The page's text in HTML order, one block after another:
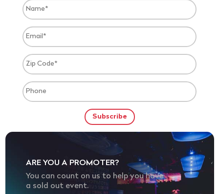
ARE YOU A PROMOTER?
You can count on us to help you have
a sold out event.